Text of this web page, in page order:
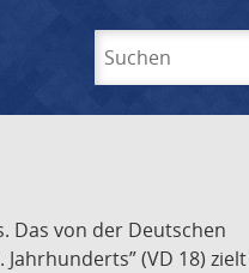
Das von der Deutschen
(VD 18)